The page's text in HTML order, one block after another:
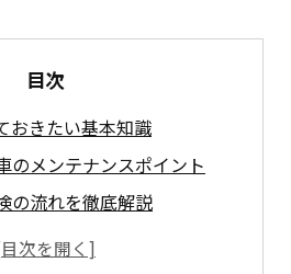
目次
おきたい基本知識
のメンテナンスポイント
の流れを徹底解説
受けるための注意点